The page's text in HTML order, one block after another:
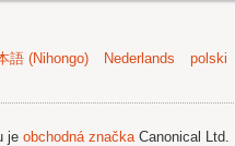
語 (Nihongo) Nederlands polski
je obchodná značkaCanonical Ltd.